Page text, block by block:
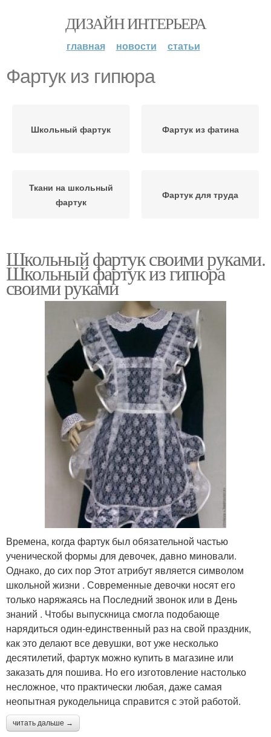
ДИЗАЙН ИНТЕРЬЕРА
главная новости статьи
Фартук из гипюра
Школьный фартук Фартук из фатина
Ткани на школьный
фартук
Фартук для труда
Школьный фартук своими руками.
Школьный фартук из гипюра
своими руками
Времена, когда фартук был обязательной частью
ученической формы для девочек, давно миновали.
Однако, до сих пор Этот атрибут является символом
школьной жизни . Современные девочки носят его
только наряжаясь на Последний звонок или в День
знаний . Чтобы выпускница смогла подобающе
нарядиться один-единственный раз на свой праздник,
как это делают все девушки, вот уже несколько
десятилетий, фартук можно купить в магазине или
заказать для пошива. Но его изготовление настолько
несложное, что практически любая, даже самая
неопытная рукодельница справится с этой работой.
читать дальше →